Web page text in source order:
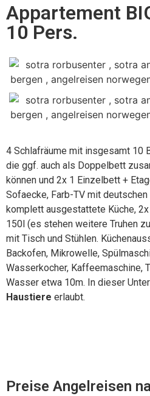
Appartement
10 Pers.
4 Schlafräume mit insgesamt 10
die ggf. auch als Doppelbett
können und 2x 1 Einzelbett +
Sofaecke, Farb-TV mit
komplett ausgestattete Küche,
150l (es stehen weitere Truhen
mit Tisch und Stühlen.
Backofen, Mikrowelle,
Wasserkocher, Kaffeemaschine,
Wasser etwa 10m. In dieser
Haustiere erlaubt.
Preise Angelreisen